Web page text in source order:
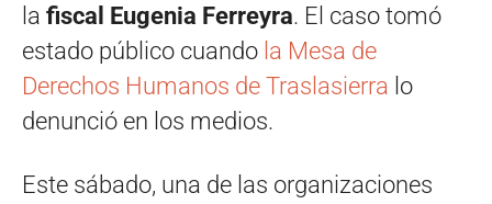
la fiscal Eugenia Ferreyra. El caso tomó
estado público cuando la Mesa de
Derechos Humanos de Traslasierra lo
denunció en los medios.
Este sábado, una de las organizaciones